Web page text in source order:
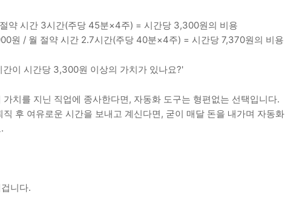
약 시간 3시간(주당 45분×4주) = 시간당 3,300원의 비용
원 / 월 절약 시간 2.7시간(주당 40분×4주) = 시간당 7,370원의 비용
이 시간당 3,300원 이상의 가치가 있나요?'
치를 지닌 직업에 종사한다면, 자동화 도구는 형편없는 선택입니다.
후 여유로운 시간을 보내고 계신다면, 굳이 매달 돈을 내가며 자동화
니다.